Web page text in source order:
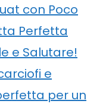
con Poco
Perfetta
e Salutare!
e
per un